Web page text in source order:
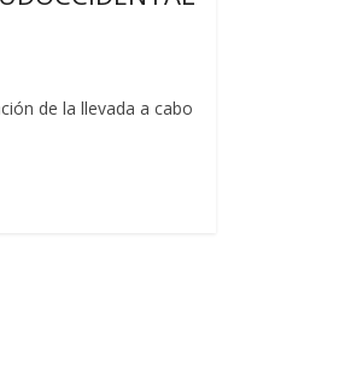
de la llevada a cabo